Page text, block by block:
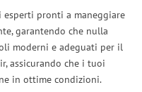
pronti a maneggiare
garantendo che nulla
moderni e adeguati per il
assicurando che i tuoi
in ottime condizioni.